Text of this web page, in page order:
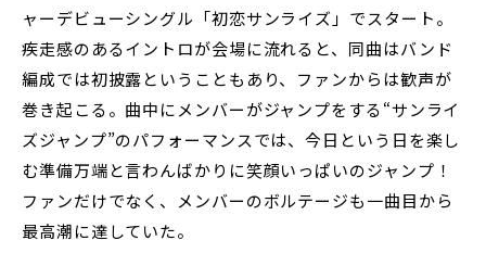
ャーデビューシングル「初恋サンライズ」でスタート。
疾走感のあるイントロが会場に流れると、同曲はバンド
編成では初披露ということもあり、ファンからは歓声が
巻き起こる。曲中にメンバーがジャンプをする“サンライ
ズジャンプ”のパフォーマンスでは、今日という日を楽し
む準備万端と言わんばかりに笑顔いっぱいのジャンプ！
ファンだけでなく、メンバーのボルテージも一曲目から
最高潮に達していた。